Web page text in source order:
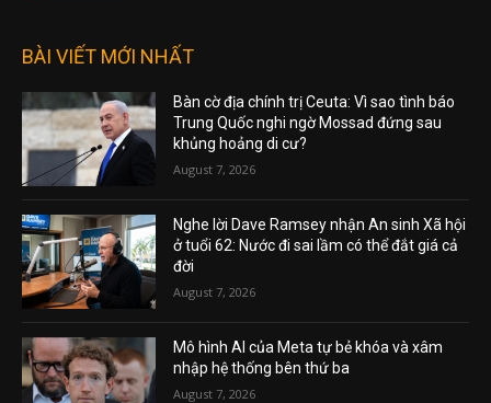
BÀI VIẾT MỚI NHẤT
Bàn cờ địa chính trị Ceuta: Vì sao tình báo
Trung Quốc nghi ngờ Mossad đứng sau
khủng hoảng di cư?
August 7, 2026
Nghe lời Dave Ramsey nhận An sinh Xã hội
ở tuổi 62: Nước đi sai lầm có thể đắt giá cả
đời
August 7, 2026
Mô hình AI của Meta tự bẻ khóa và xâm
nhập hệ thống bên thứ ba
August 7, 2026